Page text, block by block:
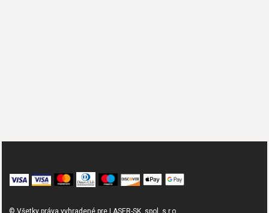
© Všetky práva vyhradené pre LASER-SK, spol. s.r.o.